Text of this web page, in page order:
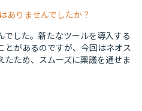
ありませんでしたか？
した。新たなツールを導入する
とがあるのですが、今回はネオス
たため、スムーズに稟議を通せま